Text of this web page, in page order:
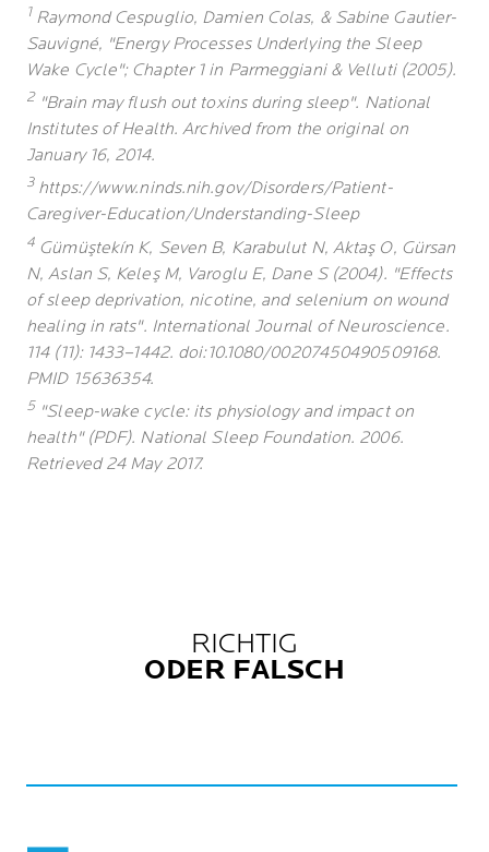
1 Raymond Cespuglio, Damien Colas, & Sabine Gautier-
Sauvigné, "Energy Processes Underlying the Sleep
Wake Cycle"; Chapter 1 in Parmeggiani & Velluti (2005).
2 "Brain may flush out toxins during sleep". National
Institutes of Health. Archived from the original on
January 16, 2014.
3 https://www.ninds.nih.gov/Disorders/Patient-
Caregiver-Education/Understanding-Sleep
4 Gümüştekín K, Seven B, Karabulut N, Aktaş O, Gürsan
N, Aslan S, Keleş M, Varoglu E, Dane S (2004). "Effects
of sleep deprivation, nicotine, and selenium on wound
healing in rats". International Journal of Neuroscience.
114 (11): 1433–1442. doi:10.1080/00207450490509168.
PMID 15636354.
5 "Sleep-wake cycle: its physiology and impact on
health" (PDF). National Sleep Foundation. 2006.
Retrieved 24 May 2017.
RICHTIG
ODER FALSCH